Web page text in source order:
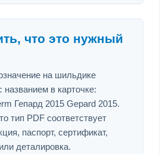
что это нужный
на шильдике
названием в карточке:
Гепард 2015 Gepard 2015.
тип PDF соответствует
паспорт, сертификат,
деталировка.